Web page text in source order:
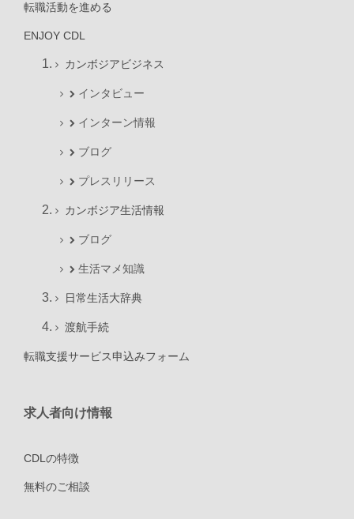
転職活動を進める
ENJOY CDL
カンボジアビジネス
インタビュー
インターン情報
ブログ
プレスリリース
カンボジア生活情報
ブログ
生活マメ知識
日常生活大辞典
渡航手続
転職支援サービス申込みフォーム
求人者向け情報
CDLの特徴
無料のご相談